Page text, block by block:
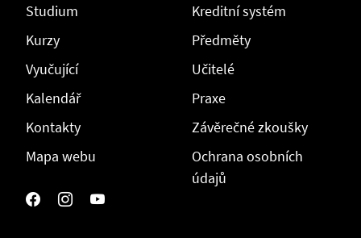
Studium
Kurzy
Vyučující
Kalendář
Kontakty
Mapa webu
Kreditní systém
Předměty
Učitelé
Praxe
Závěrečné zkoušky
Ochrana osobních
údajů